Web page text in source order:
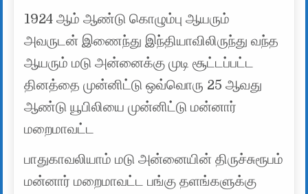
1924 ஆம் ஆண்டு கொழும்பு ஆயரும்
அவருடன் இணைந்து இந்தியாவிலிருந்து வந்த
ஆயரும் மடு அன்னைக்கு முடி சூட்டப்பட்ட
தினத்தை முன்னிட்டு ஒவ்வொரு 25 ஆவது
ஆண்டு யூபிலியை முன்னிட்டு மன்னார்
மறைமாவட்ட
பாதுகாவலியாம் மடு அன்னையின் திருச்சுரூபம்
மன்னார் மறைமாவட்ட பங்கு தளங்களுக்கு